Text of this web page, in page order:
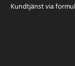
Kundtjänst via